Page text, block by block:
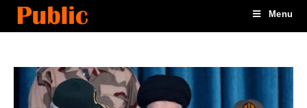
Menu